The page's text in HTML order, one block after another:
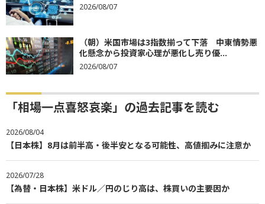
2026/08/07
（朝）米国市場は3指数揃って下落 中東情勢悪
化懸念から投資家心理が悪化し売り優...
2026/08/07
「相場一点喜怒哀楽」の過去記事を読む
2026/08/04
【日本株】8月は前半高・後半安となる可能性、高値掴みに注意か
2026/07/28
【為替・日本株】米ドル／円のじり高は、株買いの主要因か